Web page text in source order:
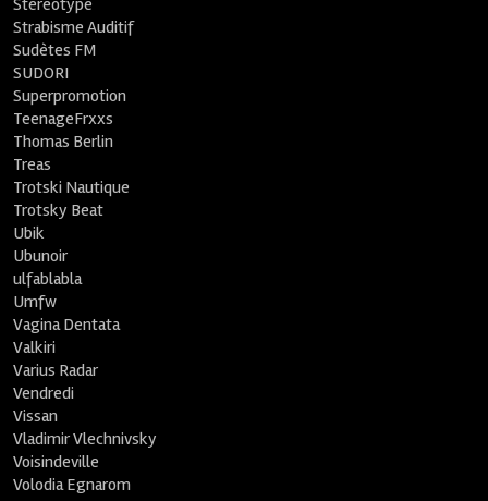
Stereotype
Strabisme Auditif
Sudètes FM
SUDORI
Superpromotion
TeenageFrxxs
Thomas Berlin
Treas
Trotski Nautique
Trotsky Beat
Ubik
Ubunoir
ulfablabla
Umfw
Vagina Dentata
Valkiri
Varius Radar
Vendredi
Vissan
Vladimir Vlechnivsky
Voisindeville
Volodia Egnarom